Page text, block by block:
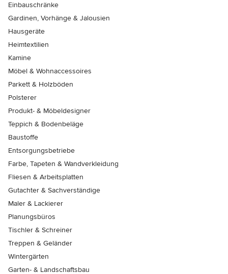
Einbauschränke
Gardinen, Vorhänge & Jalousien
Hausgeräte
Heimtextilien
Kamine
Möbel & Wohnaccessoires
Parkett & Holzböden
Polsterer
Produkt- & Möbeldesigner
Teppich & Bodenbeläge
Baustoffe
Entsorgungsbetriebe
Farbe, Tapeten & Wandverkleidung
Fliesen & Arbeitsplatten
Gutachter & Sachverständige
Maler & Lackierer
Planungsbüros
Tischler & Schreiner
Treppen & Geländer
Wintergärten
Garten- & Landschaftsbau